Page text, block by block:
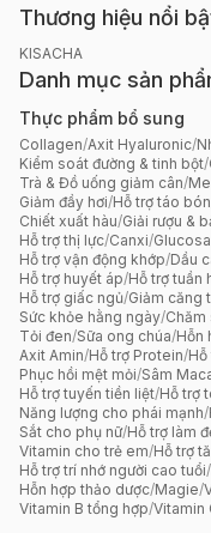
Thương hiệu nổi
KISACHA
Danh mục sản
Thực phẩm bổ sung
Collagen/Axit Hyaluronic/
Kiểm soát đường & tinh bột/
Trà & Đồ uống giảm cân/
Giảm đầy hơi/Hỗ trợ táo bón
Chiết xuất hàu/Giải rượu &
Hỗ trợ thị lực/Canxi/
Hỗ trợ vận động khớp/Dầu
Hỗ trợ huyết áp/Hỗ trợ tuần
Hỗ trợ giấc ngủ/Giảm căng
Sức khỏe hằng ngày/
Tỏi đen/Sữa ong chúa/Hỗn
Axit Amin/Hỗ trợ Protein/
Phục hồi mệt mỏi/Sâm
Hỗ trợ tuyến tiền liệt/Hỗ trợ
Năng lượng cho phái mạnh/
Sắt cho phụ nữ/Hỗ trợ làm
Vitamin cho trẻ em/Hỗ trợ
Hỗ trợ trí nhớ người cao tuổi/
Hỗn hợp thảo dược/Magie/
Vitamin B tổng hợp/Vitamin